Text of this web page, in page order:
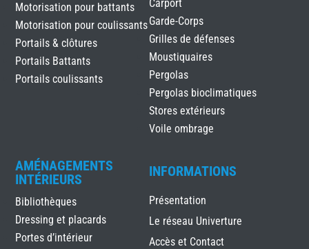
Motorisation pour battants
Motorisation pour coulissants
Portails & clôtures
Portails Battants
Portails coulissants
Carport
Garde-Corps
Grilles de défenses
Moustiquaires
Pergolas
Pergolas bioclimatiques
Stores extérieurs
Voile ombrage
AMÉNAGEMENTS
INTÉRIEURS
Bibliothèques
Dressing et placards
Portes d’intérieur
INFORMATIONS
Présentation
Le réseau Univerture
Accès et Contact